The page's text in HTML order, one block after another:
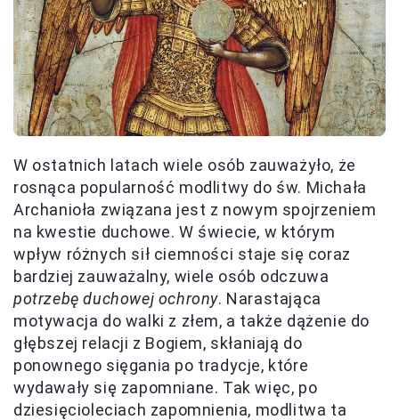
W ostatnich latach wiele osób zauważyło, że
rosnąca popularność modlitwy do św. Michała
Archanioła związana jest z nowym spojrzeniem
na kwestie duchowe. W świecie, w którym
wpływ różnych sił ciemności staje się coraz
bardziej zauważalny, wiele osób odczuwa
potrzebę duchowej ochrony. Narastająca
motywacja do walki z złem, a także dążenie do
głębszej relacji z Bogiem, skłaniają do
ponownego sięgania po tradycje, które
wydawały się zapomniane. Tak więc, po
dziesięcioleciach zapomnienia, modlitwa ta